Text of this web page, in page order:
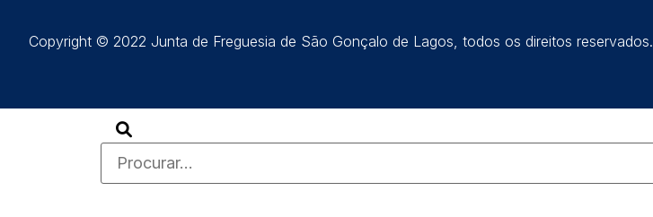
Copyright © 2022 Junta de Freguesia de São Gonçalo de Lagos, todos os direitos reservados.